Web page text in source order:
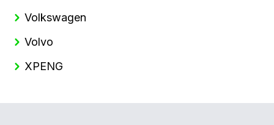
Volkswagen
Volvo
XPENG